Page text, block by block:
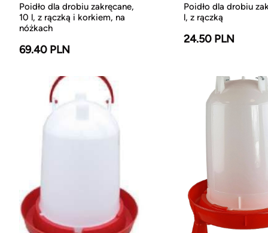
Poidło dla drobiu zakręcane,
10 l, z rączką i korkiem, na
nóżkach
69.40 PLN
Poidło dla drobiu
l, z rączką
24.50 PLN